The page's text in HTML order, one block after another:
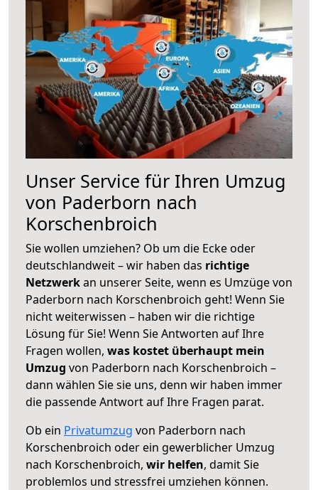
Unser Service für Ihren Umzug
von Paderborn nach
Korschenbroich
Sie wollen umziehen? Ob um die Ecke oder
deutschlandweit – wir haben das richtige
Netzwerkan unserer Seite, wenn es Umzüge von
Paderborn nach Korschenbroich geht! Wenn Sie
nicht weiterwissen – haben wir die richtige
Lösung für Sie! Wenn Sie Antworten auf Ihre
Fragen wollen, was kostet überhaupt mein
Umzug von Paderborn nach Korschenbroich –
dann wählen Sie sie uns, denn wir haben immer
die passende Antwort auf Ihre Fragen parat.
Ob ein Privatumzug von Paderborn nach
Korschenbroich oder ein gewerblicher Umzug
nach Korschenbroich, wir helfen, damit Sie
problemlos und stressfrei umziehen können.